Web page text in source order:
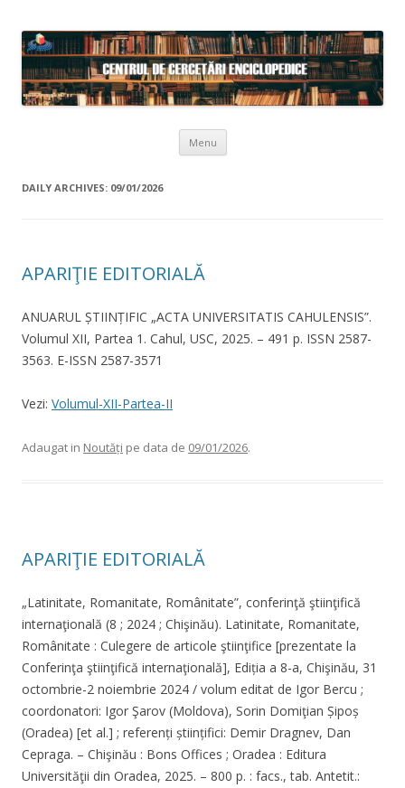
Menu Skip to content
DAILY ARCHIVES: 09/01/2026
APARIŢIE EDITORIALĂ
ANUARUL ȘTIINȚIFIC „ACTA UNIVERSITATIS CAHULENSIS”.
Volumul XII, Partea 1. Cahul, USC, 2025. – 491 p. ISSN 2587-
3563. E-ISSN 2587-3571
Vezi: Volumul-XII-Partea-II
Adaugat in Noutăți pe data de 09/01/2026.
APARIŢIE EDITORIALĂ
„Latinitate, Romanitate, Românitate”, conferinţă ştiinţifică
internaţională (8 ; 2024 ; Chişinău). Latinitate, Romanitate,
Românitate : Culegere de articole ştiinţifice [prezentate la
Conferinţa ştiinţifică internaţională], Ediția a 8-a, Chişinău, 31
octombrie-2 noiembrie 2024 / volum editat de Igor Bercu ;
coordonatori: Igor Şarov (Moldova), Sorin Domiţian Șipoș
(Oradea) [et al.] ; referenți științifici: Demir Dragnev, Dan
Cepraga. – Chişinău : Bons Offices ; Oradea : Editura
Universităţii din Oradea, 2025. – 800 p. : facs., tab. Antetit.: